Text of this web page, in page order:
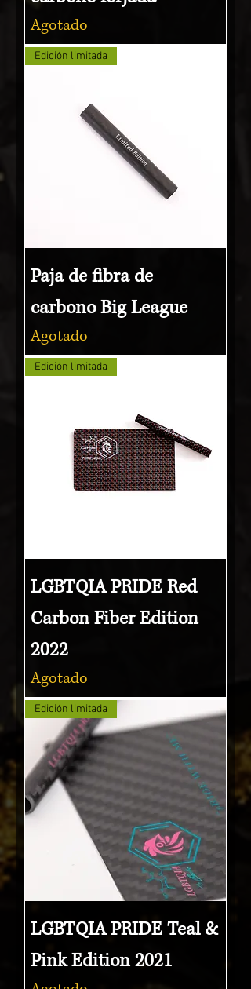
Agotado
Edición limitada
Paja de fibra de
carbono Big League
Agotado
Edición limitada
LGBTQIA PRIDE Red
Carbon Fiber Edition
2022
Agotado
Edición limitada
LGBTQIA PRIDE Teal &
Pink Edition 2021